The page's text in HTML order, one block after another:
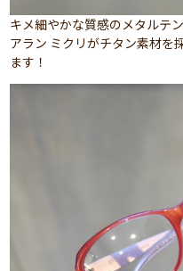
キメ細やかな質感のメタルテ
アラン ミクリがチタン素材を
ます！